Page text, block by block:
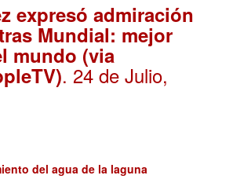
expresó admiración
Mundial: mejor
mundo (via
. 24 de Julio,
del agua de la laguna